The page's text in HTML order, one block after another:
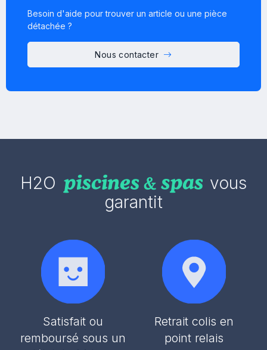
Besoin d'aide pour trouver un article ou une pièce
détachée ?
Nous contacter
H2O
vous
garantit
Satisfait ou
remboursé sous un
Retrait colis en
point relais